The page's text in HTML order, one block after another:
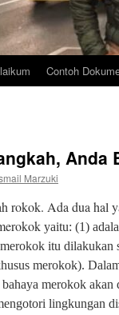
Contoh
Anda
Marzuki
rokok. Ada dua hal
yaitu: (1)
itu
merokok).
merokok
lingkungan